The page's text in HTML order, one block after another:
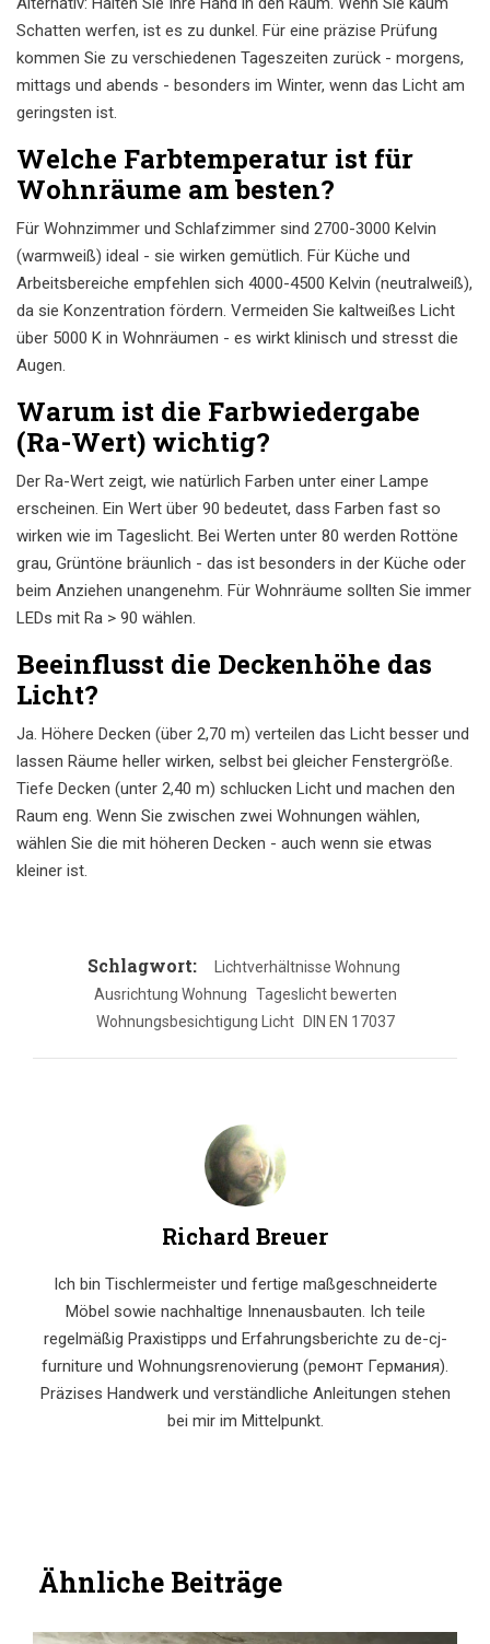
Schatten werfen, ist es zu dunkel. Für eine präzise Prüfung
kommen Sie zu verschiedenen Tageszeiten zurück - morgens,
mittags und abends - besonders im Winter, wenn das Licht am
geringsten ist.
Welche Farbtemperatur ist für
Wohnräume am besten?
Für Wohnzimmer und Schlafzimmer sind 2700-3000 Kelvin
(warmweiß) ideal - sie wirken gemütlich. Für Küche und
Arbeitsbereiche empfehlen sich 4000-4500 Kelvin (neutralweiß),
da sie Konzentration fördern. Vermeiden Sie kaltweißes Licht
über 5000 K in Wohnräumen - es wirkt klinisch und stresst die
Augen.
Warum ist die Farbwiedergabe
(Ra-Wert) wichtig?
Der Ra-Wert zeigt, wie natürlich Farben unter einer Lampe
erscheinen. Ein Wert über 90 bedeutet, dass Farben fast so
wirken wie im Tageslicht. Bei Werten unter 80 werden Rottöne
grau, Grüntöne bräunlich - das ist besonders in der Küche oder
beim Anziehen unangenehm. Für Wohnräume sollten Sie immer
LEDs mit Ra > 90 wählen.
Beeinflusst die Deckenhöhe das
Licht?
Ja. Höhere Decken (über 2,70 m) verteilen das Licht besser und
lassen Räume heller wirken, selbst bei gleicher Fenstergröße.
Tiefe Decken (unter 2,40 m) schlucken Licht und machen den
Raum eng. Wenn Sie zwischen zwei Wohnungen wählen,
wählen Sie die mit höheren Decken - auch wenn sie etwas
kleiner ist.
Schlagwort:
Lichtverhältnisse Wohnung
Ausrichtung Wohnung Tageslicht bewerten
Wohnungsbesichtigung Licht
DIN EN 17037
Richard Breuer
Ich bin Tischlermeister und fertige maßgeschneiderte
Möbel sowie nachhaltige Innenausbauten. Ich teile
regelmäßig Praxistipps und Erfahrungsberichte zu de-cj-
furniture und Wohnungsrenovierung (ремонт Германия).
Präzises Handwerk und verständliche Anleitungen stehen
bei mir im Mittelpunkt.
Ähnliche Beiträge